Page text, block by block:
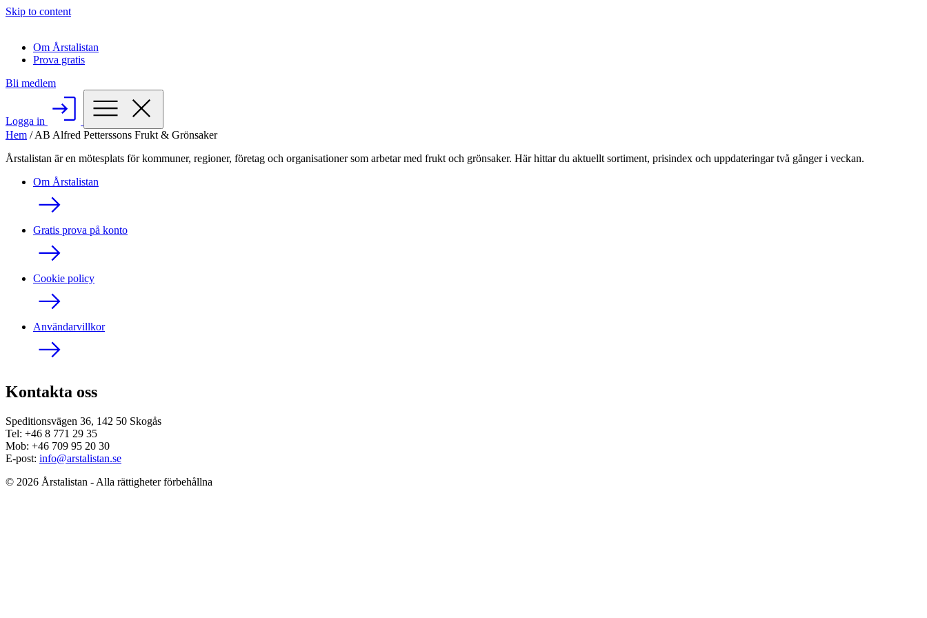
Skip to content
Om Årstalistan
Prova gratis
Bli medlem
Logga in
Hem /AB Alfred Petterssons Frukt & Grönsaker
Årstalistan är en mötesplats för kommuner, regioner, företag och organisationer som arbetar med frukt och grönsaker. Här hittar du aktuellt sortiment, prisindex och uppdateringar två gånger i veckan.
Om Årstalistan
Gratis prova på konto
Cookie policy
Användarvillkor
Kontakta oss
Speditionsvägen 36, 142 50 Skogås
Tel: +46 8 771 29 35
Mob: +46 709 95 20 30
E-post: info@arstalistan.se
© 2026 Årstalistan - Alla rättigheter förbehållna